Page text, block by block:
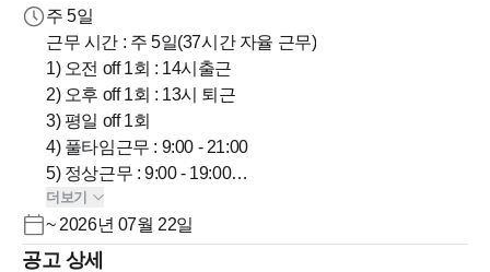
주 5일
근무 시간 : 주 5일(37시간 자율 근무)
1) 오전 off 1회 : 14시출근
2) 오후 off 1회 : 13시 퇴근
3) 평일 off 1회
4) 풀타임근무 : 9:00 - 21:00
5) 정상근무 : 9:00 - 19:00
6) 토요일 근무 : 9:00 - 17:00
7) 점심시간 13:00 - 14:30
더보기
~ 2026년 07월 22일
공고 상세